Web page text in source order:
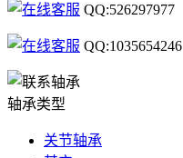
QQ:526297977
QQ:1035654246
轴承类型
关节轴承